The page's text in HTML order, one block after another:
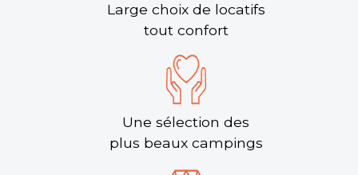
Camping Château de Lez-Eaux
Aucune information tarifaire disponible
Découvrir
Large choix de locatifs
tout confort
Une sélection des
plus beaux campings